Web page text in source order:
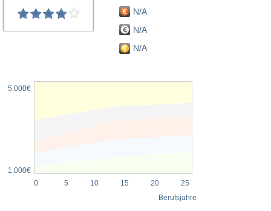
N/A
N/A
N/A
5.000€
1.000€
0
5 10 15 20 25
Berufsjahre